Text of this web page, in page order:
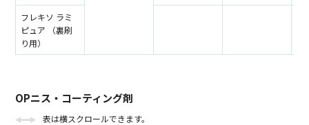
フレキソ ラミ
ピュア （裏刷
り用）
OPニス・コーティング剤
表は横スクロールできます。